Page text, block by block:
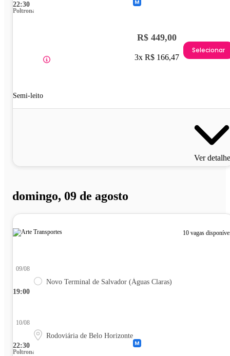
22:30
Poltrona
Semi-leito
R$ 449,00
3x R$ 166,47
Selecionar
Ver
domingo, 09 de agosto
10 vagas
19:00
09/08
Novo Terminal de Salvador (Águas Claras)
22:30
10/08
Rodoviária de Belo Horizonte
Poltrona